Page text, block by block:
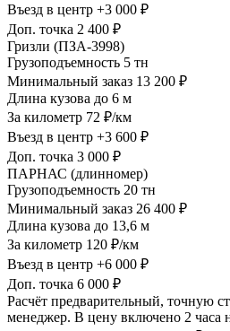
Въезд в центр +3 000 ₽
Доп. точка 2 400 ₽
Гризли (ПЗА-3998)
Грузоподъемность 5 тн
Минимальный заказ 13 200 ₽
Длина кузова до 6 м
За километр 72 ₽/км
Въезд в центр +3 600 ₽
Доп. точка 3 000 ₽
ПАРНАС (длинномер)
Грузоподъемность 20 тн
Минимальный заказ 26 400 ₽
Длина кузова до 13,6 м
За километр 120 ₽/км
Въезд в центр +6 000 ₽
Доп. точка 6 000 ₽
Расчёт предварительный, точную
менеджер. В цену включено 2 часа